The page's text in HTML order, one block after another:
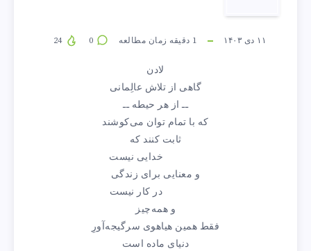
به
آفتابِ
بی‌غروبِ
حقیقت
بدهیم
لادن!
۱۱ دی ۱۴۰۳ 1 دقیقه زمان مطالعه 0
24
لادن
گاهی از تلاش عالِمانی
ــ از هر حیطه ــ
که با تمام توان می‌کوشند
ثابت کنند که
خدایی نیست
و معنایی برای زندگی
در کار نیست
و همه‌چیز
فقط همین هیاهوی سرگیجه‌آورِ
دنیای ماده است